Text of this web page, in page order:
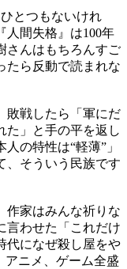
とつもないけれ
人間失格』は100年
さんはもちろんすご
たら反動で読まれな
敗戦したら「軍にだ
た」と手の平を返し
の特性は“軽薄”」
、そういう民族です
作家はみんな祈りな
言わせた「これだけ
代になぜ殺し屋をや
アニメ、ゲーム全盛